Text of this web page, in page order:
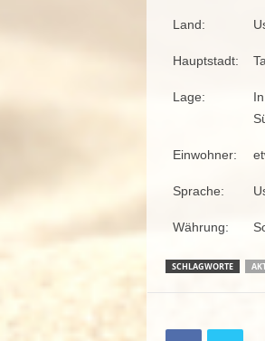
Land:
Hauptstadt:
Lage:
Einwohner:
Sprache:
Währung:
SCHLAGWORTE